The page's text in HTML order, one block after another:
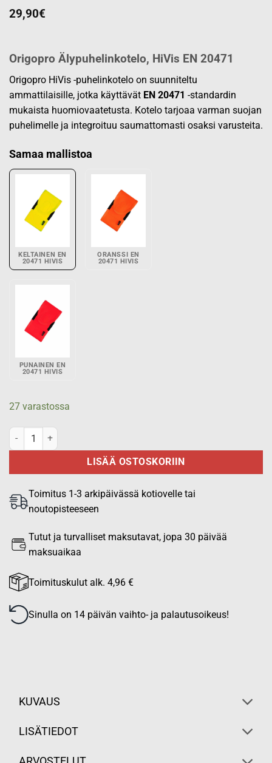
29,90€
Origopro Älypuhelinkotelo, HiVis EN 20471
Origopro HiVis -puhelinkotelo on suunniteltu
ammattilaisille, jotka käyttävät EN 20471 -standardin
mukaista huomiovaatetusta. Kotelo tarjoaa varman suojan
puhelimelle ja integroituu saumattomasti osaksi varusteita.
Samaa mallistoa
KELTAINEN EN
20471 HIVIS
ORANSSI EN
20471 HIVIS
PUNAINEN EN
20471 HIVIS
27 varastossa
Kännykkäkotelo MOLLE-kiinnityksellä - Keltainen EN 20471 HiVis
LISÄÄ OSTOSKORIIN
Toimitus 1-3 arkipäivässä kotiovelle tai
noutopisteeseen
Tutut ja turvalliset maksutavat, jopa 30 päivää
maksuaikaa
Toimituskulut alk. 4,96 €
Sinulla on 14 päivän vaihto- ja palautusoikeus!
KUVAUS
LISÄTIEDOT